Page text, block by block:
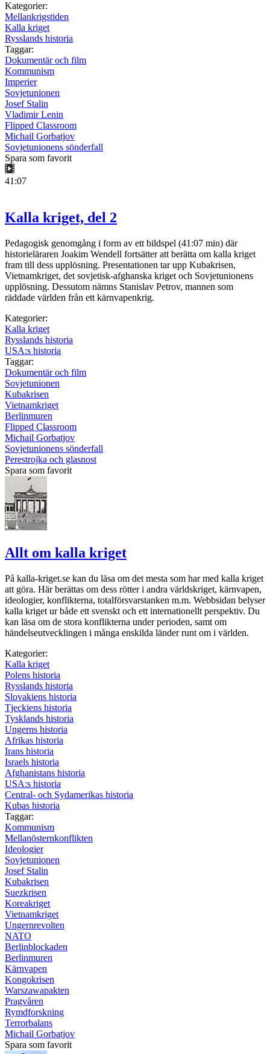
Kategorier:
Mellankrigstiden
Kalla kriget
Rysslands historia
Taggar:
Dokumentär och film
Kommunism
Imperier
Sovjetunionen
Josef Stalin
Vladimir Lenin
Flipped Classroom
Michail Gorbatjov
Sovjetunionens sönderfall
Spara som favorit
41:07
Kalla kriget, del 2
Pedagogisk genomgång i form av ett bildspel (41:07 min) där
historieläraren Joakim Wendell fortsätter att berätta om kalla kriget
fram till dess upplösning. Presentationen tar upp Kubakrisen,
Vietnamkriget, det sovjetisk-afghanska kriget och Sovjetunionens
upplösning. Dessutom nämns Stanislav Petrov, mannen som
räddade världen från ett kärnvapenkrig.
Kategorier:
Kalla kriget
Rysslands historia
USA:s historia
Taggar:
Dokumentär och film
Sovjetunionen
Kubakrisen
Vietnamkriget
Berlinmuren
Flipped Classroom
Michail Gorbatjov
Sovjetunionens sönderfall
Perestrojka och glasnost
Spara som favorit
Allt om kalla kriget
På kalla-kriget.se kan du läsa om det mesta som har med kalla kriget
att göra. Här berättas om dess rötter i andra världskriget, kärnvapen,
ideologier, konflikterna, totalförsvarstanken m.m. Webbsidan belyser
kalla kriget ur både ett svenskt och ett internationellt perspektiv. Du
kan läsa om de stora konflikterna under perioden, samt om
händelseutvecklingen i många enskilda länder runt om i världen.
Kategorier:
Kalla kriget
Polens historia
Rysslands historia
Slovakiens historia
Tjeckiens historia
Tysklands historia
Ungerns historia
Afrikas historia
Irans historia
Israels historia
Afghanistans historia
USA:s historia
Central- och Sydamerikas historia
Kubas historia
Taggar:
Kommunism
Mellanösternkonflikten
Ideologier
Sovjetunionen
Josef Stalin
Kubakrisen
Suezkrisen
Koreakriget
Vietnamkriget
Ungernrevolten
NATO
Berlinblockaden
Berlinmuren
Kärnvapen
Kongokrisen
Warszawapakten
Pragvåren
Rymdforskning
Terrorbalans
Michail Gorbatjov
Spara som favorit